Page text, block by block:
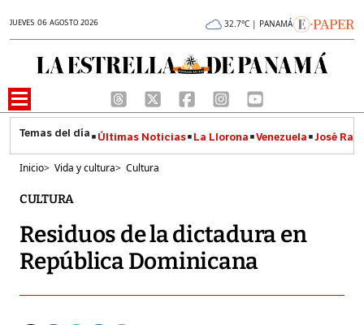
JUEVES 06 AGOSTO 2026 32.7°C | PANAMÁ
Últimas Noticias La Llorona Venezuela José
Inicio> Vida y cultura> Cultura
CULTURA
Residuos de la dictadura en
República Dominicana